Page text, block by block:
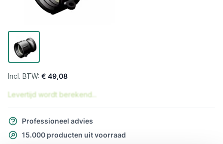
€ 49,08
Levertijd wordt berekend...
Professioneel advies
15.000 producten uit voorraad